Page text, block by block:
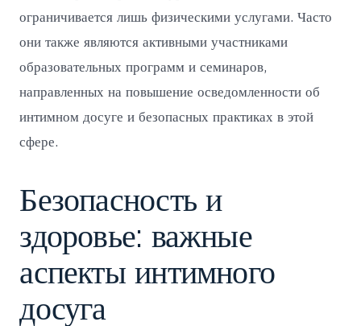
ограничивается лишь физическими услугами. Часто
они также являются активными участниками
образовательных программ и семинаров,
направленных на повышение осведомленности об
интимном досуге и безопасных практиках в этой
сфере.
Безопасность и
здоровье: важные
аспекты интимного
досуга